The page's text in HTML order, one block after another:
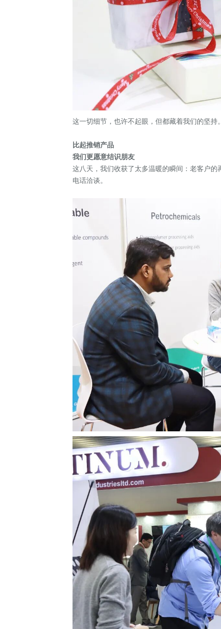
这一切细节，也许不起眼，但都藏着我们的坚持
比起推销产品
我们更愿意结识朋友
这八天，我们收获了太多温暖的瞬间：老客户
电话洽谈。